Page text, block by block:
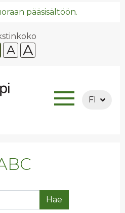
pääsisältöön.
A A
FI
Hae